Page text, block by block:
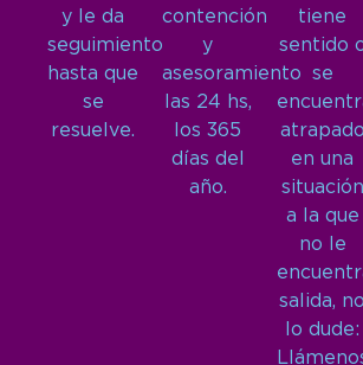
y le da
seguimiento
hasta que
se
resuelve.
contención
y
asesoramiento
las 24 hs,
los 365
días del
año.
tiene
sentido
se
atrapado
en una
situación
a la que
no le
salida, no
lo dude: